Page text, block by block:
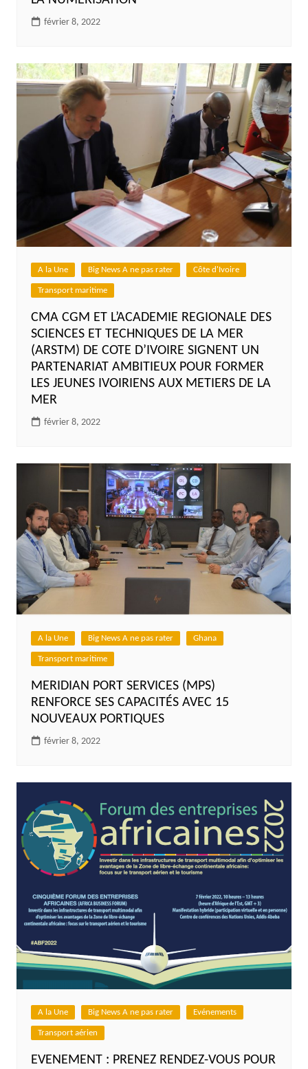
février 8, 2022
A la Une Big News A ne pas rater Côte d'Ivoire
Transport maritime
CMA CGM ET L’ACADEMIE REGIONALE DES
SCIENCES ET TECHNIQUES DE LA MER
(ARSTM) DE COTE D’IVOIRE SIGNENT UN
PARTENARIAT AMBITIEUX POUR FORMER
LES JEUNES IVOIRIENS AUX METIERS DE LA
MER
février 8, 2022
A la Une Big News A ne pas rater Ghana
Transport maritime
MERIDIAN PORT SERVICES (MPS)
RENFORCE SES CAPACITÉS AVEC 15
NOUVEAUX PORTIQUES
février 8, 2022
A la Une Big News A ne pas rater Evénements
Transport aérien
EVENEMENT : PRENEZ RENDEZ-VOUS POUR